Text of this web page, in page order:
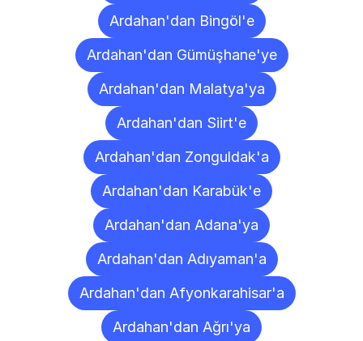
Ardahan'dan Bingöl'e
Ardahan'dan Gümüşhane'ye
Ardahan'dan Malatya'ya
Ardahan'dan Siirt'e
Ardahan'dan Zonguldak'a
Ardahan'dan Karabük'e
Ardahan'dan Adana'ya
Ardahan'dan Adıyaman'a
Ardahan'dan Afyonkarahisar'a
Ardahan'dan Ağrı'ya